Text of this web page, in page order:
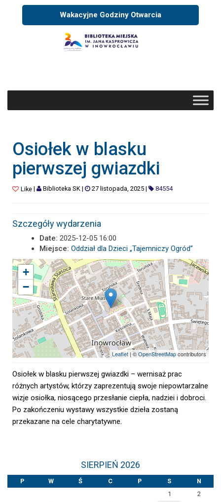
Wakacyjne Godziny Otwarcia
Osiołek w blasku
pierwszej gwiazdki
Like| Biblioteka SK| 27 listopada, 2025| 84554
Szczegóły wydarzenia
Date: 2025-12-05 16:00
Miejsce: Oddział dla Dzieci „Tajemniczy Ogród”
+
−
Leaflet| ©OpenStreetMapcontributors
Osiołek w blasku pierwszej gwiazdki – wernisaż prac
różnych artystów, którzy zaprezentują swoje niepowtarzalne
wizje osiołka, niosącego przesłanie ciepła, nadziei i dobroci.
Po zakończeniu wystawy wszystkie dzieła zostaną
przekazane na cele charytatywne.
SIERPIEŃ 2026
P W Ś C P S
N
1
2